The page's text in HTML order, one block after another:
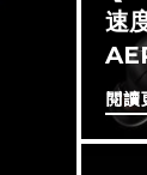
速
閱讀